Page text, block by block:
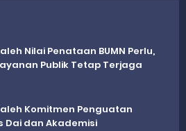
Nilai Penataan BUMN Perlu,
Publik Tetap Terjaga
Komitmen Penguatan
Dai dan Akademisi